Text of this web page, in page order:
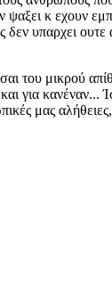
ψαξει κ εχουν
δεν υπαρχει ουτε
του μικρού
για
μας